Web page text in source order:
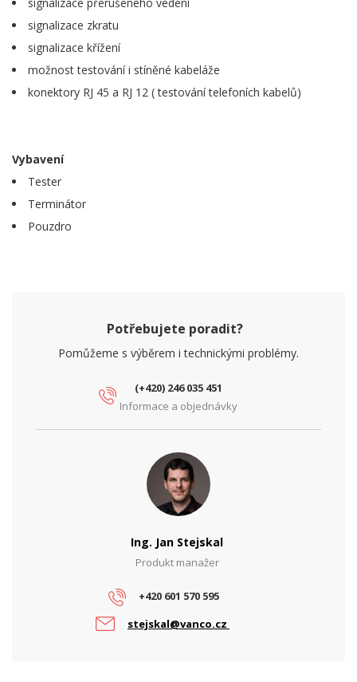
signalizace zkratu
signalizace křížení
možnost testování i stíněné kabeláže
konektory RJ 45 a RJ 12 ( testování telefoních kabelů)
Vybavení
Tester
Terminátor
Pouzdro
Potřebujete poradit?
Pomůžeme s výběrem i technickými problémy.
(+420) 246 035 451
Informace a objednávky
Ing. Jan Stejskal
Produkt manažer
+420 601 570 595
stejskal@vanco.cz